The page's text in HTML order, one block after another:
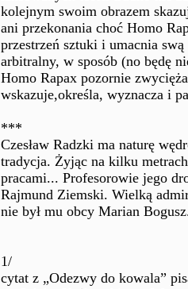
kolejnym swoim obrazem
ani przekonania choć Homo
przestrzeń sztuki i umacnia
arbitralny, w sposób (no będę
Homo Rapax pozornie
wskazuje,określa, wyznacza i
***
Czesław Radzki ma naturę
tradycja. Żyjąc na kilku
pracami... Profesorowie jego
Rajmund Ziemski. Wielką
nie był mu obcy Marian
1/
cytat z „Odezwy do kowala”